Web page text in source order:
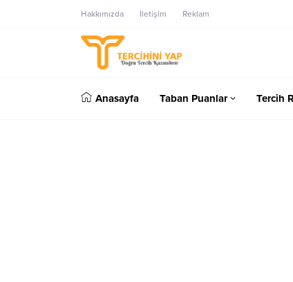
Hakkımızda İletişim Reklam
Anasayfa Taban Puanlar Tercih